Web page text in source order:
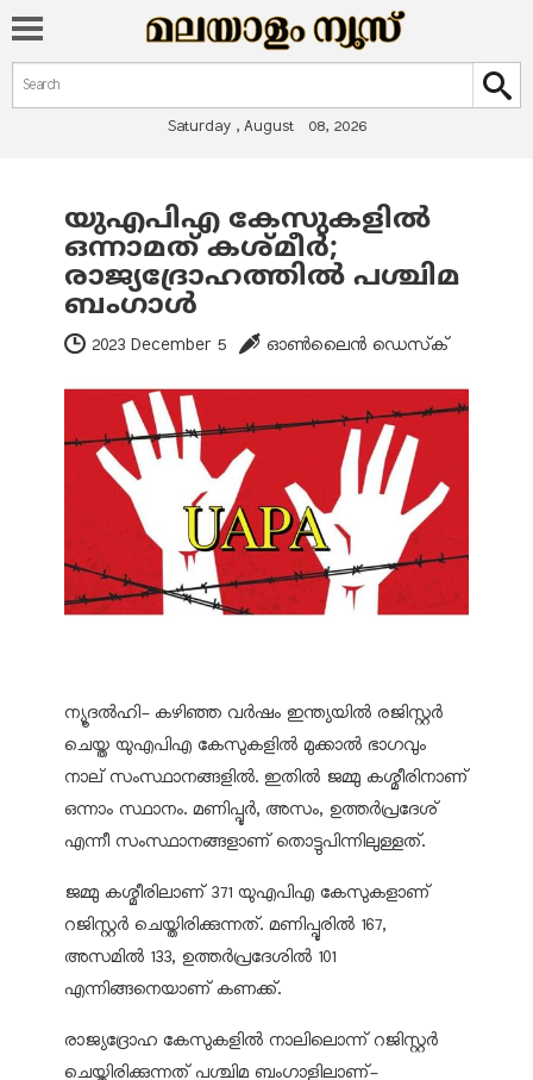
Search form
Search
Saturday , August 08, 2026
You are here
യുഎപിഎ കേസുകളില്‍
ഒന്നാമത് കശ്മീര്‍;
രാജ്യദ്രോഹത്തില്‍ പശ്ചിമ
ബംഗാള്‍
2023 December 5 ഓണ്‍ലൈന്‍ ഡെസ്‌ക്‌
ന്യൂദല്‍ഹി- കഴിഞ്ഞ വര്‍ഷം ഇന്ത്യയില്‍ രജിസ്റ്റര്‍
ചെയ്ത യുഎപിഎ കേസുകളില്‍ മുക്കാല്‍ ഭാഗവും
നാല് സംസ്ഥാനങ്ങളില്‍. ഇതില്‍ ജമ്മു കശ്മീരിനാണ്
ഒന്നാം സ്ഥാനം. മണിപ്പൂര്‍, അസം, ഉത്തര്‍പ്രദേശ്
എന്നീ സംസ്ഥാനങ്ങളാണ് തൊട്ടുപിന്നിലുള്ളത്.
ജമ്മു കശ്മീരിലാണ് 371 യുഎപിഎ കേസുകളാണ്
റജിസ്റ്റര്‍ ചെയ്തിരിക്കുന്നത്. മണിപ്പൂരില്‍ 167,
അസമില്‍ 133, ഉത്തര്‍പ്രദേശില്‍ 101
എന്നിങ്ങനെയാണ് കണക്ക്.
രാജ്യദ്രോഹ കേസുകളില്‍ നാലിലൊന്ന് റജിസ്റ്റര്‍
ചെയ്തിരിക്കുന്നത് പശ്ചിമ ബംഗാളിലാണ്-